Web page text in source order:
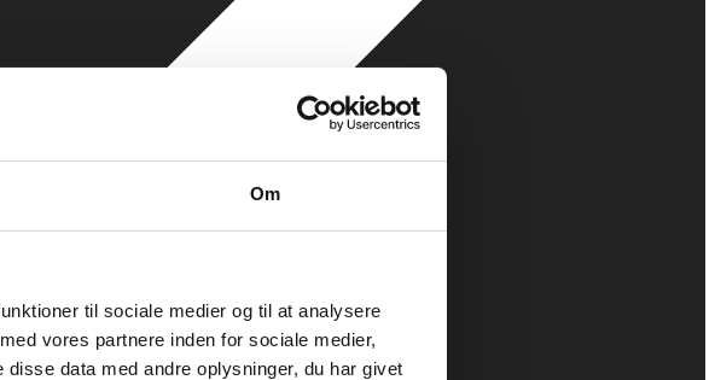
Om
til sociale medier og til at analysere
vores partnere inden for sociale medier,
data med andre oplysninger, du har givet